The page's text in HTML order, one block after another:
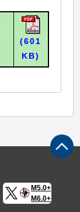
(601
KB)
M5.0+
M6.0+